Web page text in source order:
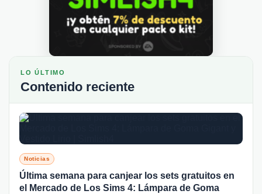
LO ÚLTIMO
Contenido reciente
Noticias
Última semana para canjear los sets gratuitos en
el Mercado de Los Sims 4: Lámpara de Goma